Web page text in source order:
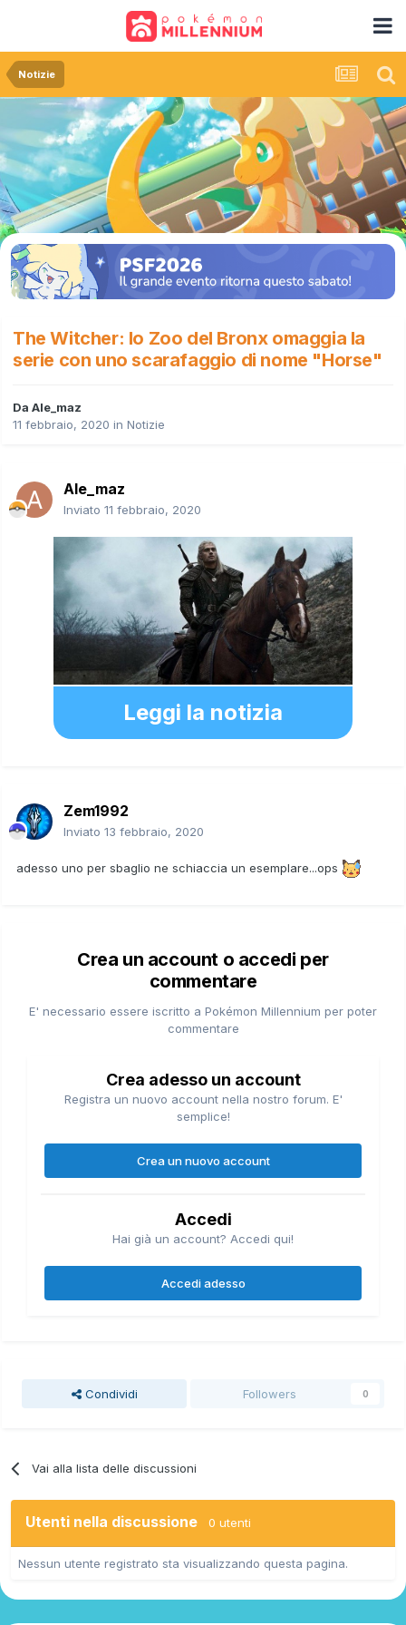
Notizie
The Witcher: lo Zoo del Bronx omaggia la
serie con uno scarafaggio di nome "Horse"
Da Ale_maz
11 febbraio, 2020 in Notizie
Ale_maz
Inviato 11 febbraio, 2020
Leggi la notizia
Zem1992
Inviato 13 febbraio, 2020
adesso uno per sbaglio ne schiaccia un esemplare...ops
Crea un account o accedi per
commentare
E' necessario essere iscritto a Pokémon Millennium per poter
commentare
Crea adesso un account
Registra un nuovo account nella nostro forum. E'
semplice!
Crea un nuovo account
Accedi
Hai già un account? Accedi qui!
Accedi adesso
Condividi Followers 0
Vai alla lista delle discussioni
Utenti nella discussione 0 utenti
Nessun utente registrato sta visualizzando questa pagina.